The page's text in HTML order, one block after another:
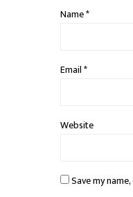
Name*
Email*
Website
Save my